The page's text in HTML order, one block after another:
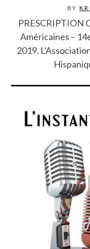
BY
PRESCRIPTION
Américaines –
2019.